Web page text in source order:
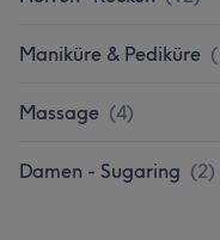
Maniküre & Pediküre (
Massage (4)
Damen - Sugaring (2)